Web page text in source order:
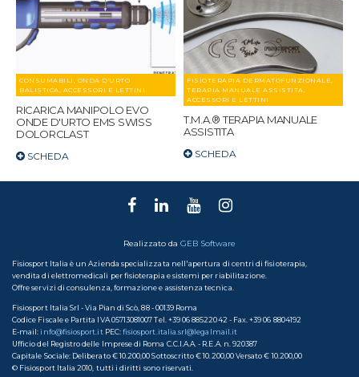
CONSUMABILI, ONDA D'URTO
BALISTICA, ACCESSORI E LETTINI
RICARICA MANIPOLO EVO
ONDE D'URTO EMS SWISS
DOLORCLAST
SCHEDA
FISIOTERAPIA DERMATOFUNZIONALE,
TERAPIA MANUALE ASSISTITA,
ACCESSORI E LETTINI
T.M.A.® TERAPIA MANUALE
ASSISTITA
SCHEDA
Realizzato da GEB Software
Fisiosport Italia è un Azienda specializzata nell'apertura di centri di fisioterapia,
vendita di elettromedicali per fisioterapia e sistemi per riabilitazione.
Offre servizi di consulenza, formazione e assistenza tecnica.
Fisiosport Italia Srl - Via Pian di Scò, 88 - 00139 Roma
Codice Fiscale e Partita IVA 05713081007 Tel. +39 06 88522042 - Fax. +39 06 8804192
E-mail: info@fisiosport.itPEC:fisiosport.italia.srl@legalmail.it
Ufficio del Registro delle Imprese di Roma C.C.I.A.A. - R.E.A. n. 920387
Capitale Sociale: Deliberato € 10.200,00 Sottoscritto € 10.200,00 Versato € 10.200,00
© Fisiosport Italia 2010, tutti i diritti sono riservati.